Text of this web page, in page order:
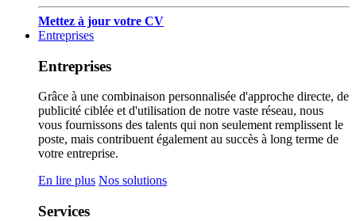
Mettez à jour votre CV
Entreprises
Entreprises
Grâce à une combinaison personnalisée d'approche directe, de
publicité ciblée et d'utilisation de notre vaste réseau, nous
vous fournissons des talents qui non seulement remplissent le
poste, mais contribuent également au succès à long terme de
votre entreprise.
En lire plus Nos solutions
Services